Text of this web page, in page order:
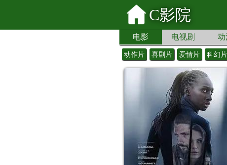
C影院
电影 电视剧 动
动作片 喜剧片 爱情片 科幻片